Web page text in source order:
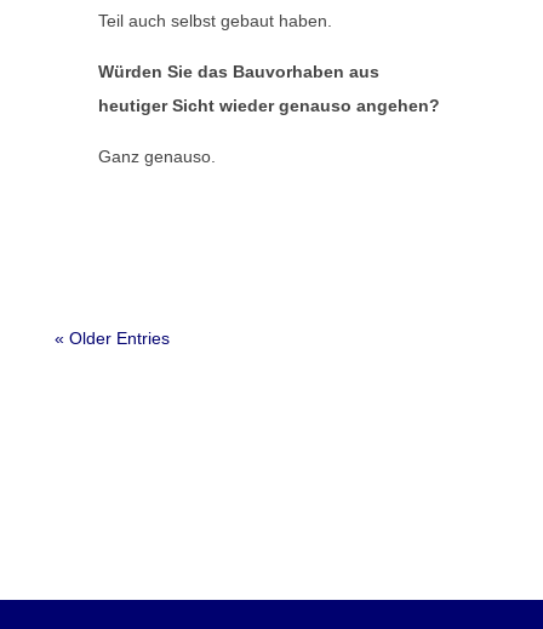
Teil auch selbst gebaut haben.
Würden Sie das Bauvorhaben aus
heutiger Sicht wieder genauso angehen?
Ganz genauso.
« Older Entries